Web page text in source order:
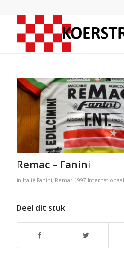
Remac – Fanini
in Italië Fanini, Remac 1997 Internationaal
Deel dit stuk